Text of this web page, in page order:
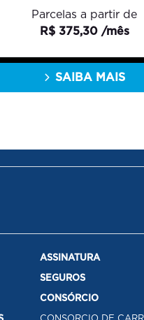
Parcelas a partir de
R$ 375,30 /mês
SAIBA MAIS
ASSINATURA
SEGUROS
CONSÓRCIO